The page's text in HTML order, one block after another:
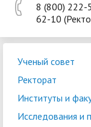
8 (800) 222-
62-10
Ученый совет
Ректорат
Институты и
Исследования и